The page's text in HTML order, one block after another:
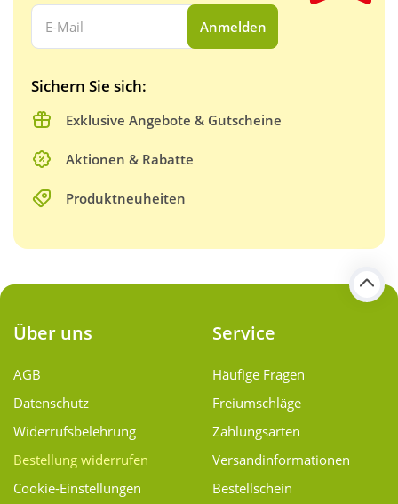
Ihre E-Mail Adresse:
Anmelden
Sichern Sie sich:
Exklusive Angebote & Gutscheine
Aktionen & Rabatte
Produktneuheiten
Über uns
AGB
Datenschutz
Widerrufsbelehrung
Bestellung widerrufen
Cookie-Einstellungen
Service
Häufige Fragen
Freiumschläge
Zahlungsarten
Versand­informationen
Bestellschein